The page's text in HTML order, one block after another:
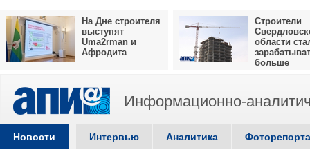
На Дне строителя
выступят
Uma2rman и
Афродита
Строители
области
больше
Информационно-
Новости Интервью Аналитика